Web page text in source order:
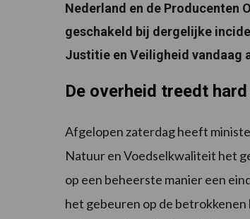
Nederland en de Producenten
geschakeld bij dergelijke
Justitie en Veiligheid vandaag
De overheid treedt
Afgelopen zaterdag heeft
Natuur en Voedselkwaliteit het
op een beheerste manier een
het gebeuren op de betrokkenen